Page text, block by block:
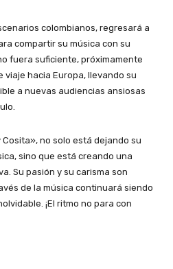
colombianos, regresará a
compartir su música con su
fuera suficiente, próximamente
hacia Europa, llevando su
a nuevas audiencias ansiosas
no solo está dejando su
sino que está creando una
Su pasión y su carisma son
de la música continuará siendo
¡El ritmo no para con